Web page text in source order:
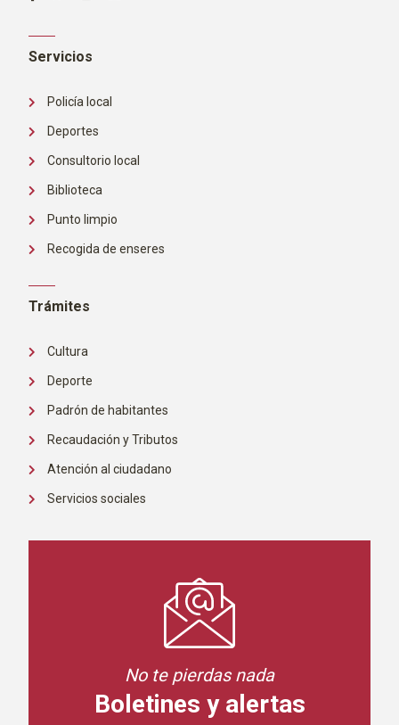
Servicios
Policía local
Deportes
Consultorio local
Biblioteca
Punto limpio
Recogida de enseres
Trámites
Cultura
Deporte
Padrón de habitantes
Recaudación y Tributos
Atención al ciudadano
Servicios sociales
No te pierdas nada
Boletines y alertas